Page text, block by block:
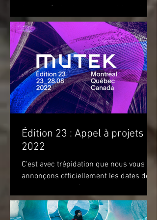
OBJETS (DISFIGURED LANDSCAPES
AND OTHER OBJECTS) de l'artiste...
Édition 23 : Appel à projets
2022
C'est avec trépidation que nous vous
annonçons officiellement les dates de
notre prochaine édition. Nous vous
attendons du 22 au 28 août...